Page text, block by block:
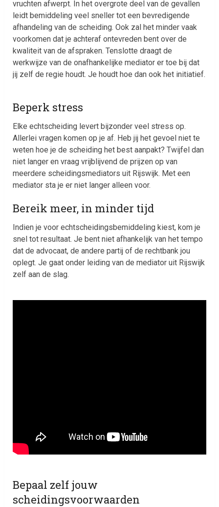
vruchten afwerpt. In het overgrote deel van de gevallen
leidt bemiddeling veel sneller tot een bevredigende
afhandeling van de scheiding. Ook zal het minder vaak
voorkomen dat je achteraf ontevreden bent over de
kwaliteit van de afspraken. Tenslotte draagt de
werkwijze van de onafhankelijke mediator er toe bij dat
jij zelf de regie houdt. Je houdt hoe dan ook het initiatief.
Beperk stress
Elke echtscheiding levert bijzonder veel stress op.
Allerlei vragen komen op je af. Heb jij het gevoel niet te
weten hoe je de scheiding het best aanpakt? Twijfel dan
niet langer en vraag vrijblijvend de prijzen op van
meerdere scheidingsmediators uit Rijswijk. Met een
mediator sta je er niet langer alleen voor.
Bereik meer, in minder tijd
Indien je voor echtscheidingsbemiddeling kiest, kom je
snel tot resultaat. Je bent niet afhankelijk van het tempo
dat de advocaat, de andere partij of de rechtbank jou
oplegt. Je gaat onder leiding van de mediator uit Rijswijk
zelf aan de slag.
Bepaal zelf jouw
scheidingsvoorwaarden